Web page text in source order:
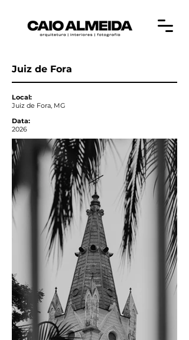
Juiz de Fora
Local:
Data:
Juiz de Fora, MG
2026